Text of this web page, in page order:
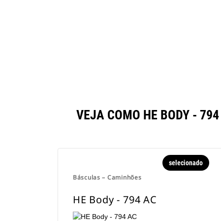
VEJA COMO HE BODY -
Básculas – Caminhões
selecionado
HE Body - 794 AC